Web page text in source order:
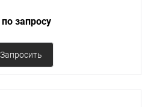
запросу
Запросить